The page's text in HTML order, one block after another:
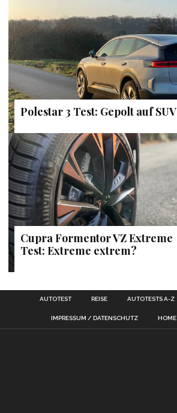
Polestar 3 Test: Gepolt auf SUV
Cupra Formentor VZ Extreme
Test: Extreme extrem?
AUTOTEST REISE AUTOTESTS A-Z
IMPRESSUM / DATENSCHUTZ HOME